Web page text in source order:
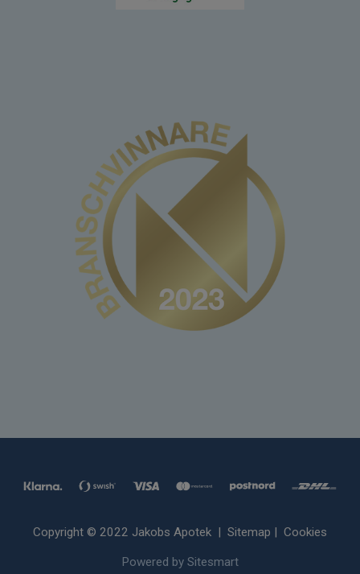
Copyright © 2022 Jakobs Apotek | Sitemap | Cookies
Powered by Sitesmart